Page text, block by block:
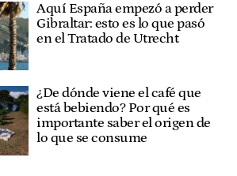
Aquí España empezó a perder
Gibraltar: esto es lo que pasó
en el Tratado de Utrecht
¿De dónde viene el café que
está bebiendo? Por qué es
importante saber el origen de
lo que se consume